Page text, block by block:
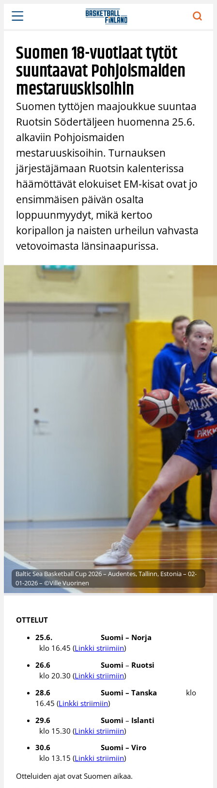
Siirry
sisältöön
Suomen 18-vuotiaat tytöt
suuntaavat Pohjoismaiden
mestaruuskisoihin
Suomen tyttöjen maajoukkue suuntaa
Ruotsin Södertäljeen huomenna 25.6.
alkaviin Pohjoismaiden
mestaruuskisoihin. Turnauksen
järjestäjämaan Ruotsin kalenterissa
häämöttävät elokuiset EM-kisat ovat jo
ensimmäisen päivän osalta
loppuunmyydyt, mikä kertoo
koripallon ja naisten urheilun vahvasta
vetovoimasta länsinaapurissa.
Baltic Sea Basketball Cup 2026 – Audentes, Tallinn, Estonia – 02-
01-2026 – ©Ville Vuorinen
OTTELUT
25.6. Suomi – Norja
klo 16.45 (Linkki striimiin)
26.6 Suomi– Ruotsi
klo 20.30 (Linkki striimiin)
28.6 Suomi – Tanska
klo
16.45 (Linkki striimiin)
29.6 Suomi– Islanti
klo 15.30 (Linkki striimiin)
30.6 Suomi – Viro
klo 13.15 (Linkki striimiin)
Otteluiden ajat ovat Suomen aikaa.